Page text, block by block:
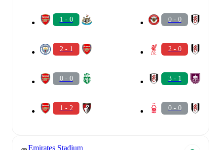
1 - 0
2 - 1
0 - 0
1 - 2
0 - 0
2 - 0
3 - 1
0 - 0
Emirates Stadium